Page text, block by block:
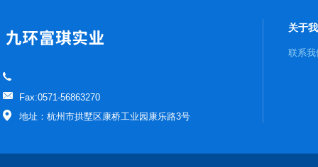
Fax:0571-56863270
地址：杭州市拱墅区康桥工业园康乐路3号
关于
联系我